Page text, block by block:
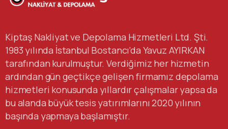
Kiptaş Nakliyat ve Depolama Hizmetleri Ltd. Şti.
1983 yılında İstanbul Bostancı’da Yavuz AYIRKAN
tarafından kurulmuştur. Verdiğimiz her hizmetin
ardından gün geçtikçe gelişen firmamız depolama
hizmetleri konusunda yıllardır çalışmalar yapsa da
bu alanda büyük tesis yatırımlarını 2020 yılının
başında yapmaya başlamıştır.